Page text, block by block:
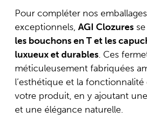
Pour compléter nos
exceptionnels, AGI Clozuresse
les bouchons en T et les
luxueux et durables. Ces
méticuleusement fabriquées
l’esthétique et la fonctionnalité
votre produit, en y ajoutant
et une élégance naturelle.